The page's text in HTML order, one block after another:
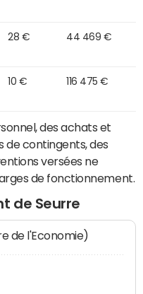
28 € 44 469 €
10 € 116 475 €
des achats et
de contingents, des
versées ne
de fonctionnement.
de Seurre
de l'Economie)